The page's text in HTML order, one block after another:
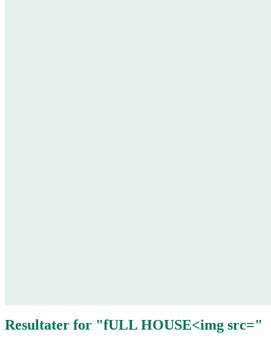
Resultater for "fULL HOUSE<img src="